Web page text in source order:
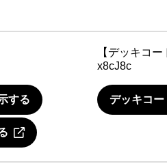
【デッキコー
x8cJ8c
する デッキコー